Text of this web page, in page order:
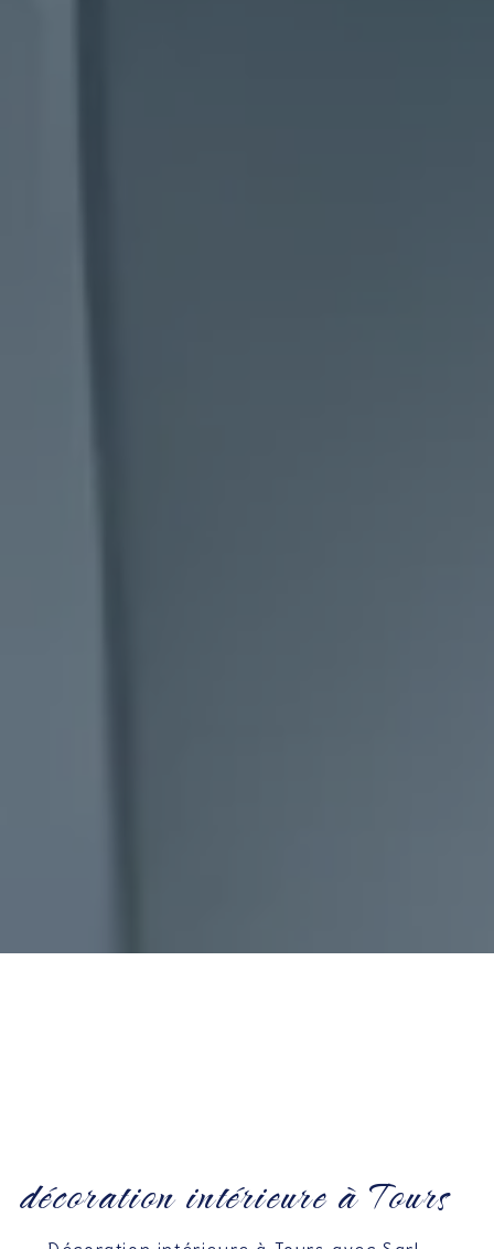
décoration intérieure à Tours